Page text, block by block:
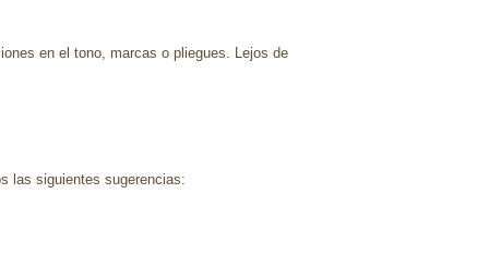
en el tono, marcas o pliegues. Lejos de
las siguientes sugerencias: